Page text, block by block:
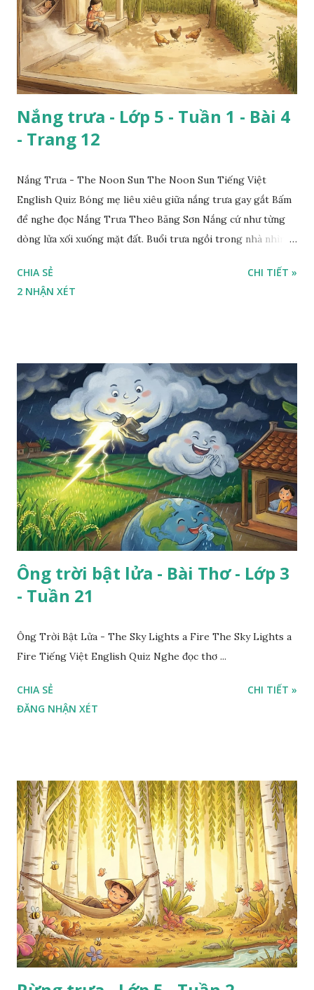
Nắng trưa - Lớp 5 - Tuần 1 - Bài 4
- Trang 12
Nắng Trưa - The Noon Sun The Noon Sun Tiếng Việt
English Quiz Bóng mẹ liêu xiêu giữa nắng trưa gay gắt Bấm
để nghe đọc Nắng Trưa Theo Băng Sơn Nắng cứ như từng
dòng lửa xối xuống mặt đất. Buổi trưa ngồi trong nhà nhìn
CHIA SẺ
2 NHẬN XÉT
CHI TIẾT »
Ông trời bật lửa - Bài Thơ - Lớp 3
- Tuần 21
Ông Trời Bật Lửa - The Sky Lights a Fire The Sky Lights a
Fire Tiếng Việt English Quiz Nghe đọc thơ ...
CHIA SẺ
ĐĂNG NHẬN XÉT
CHI TIẾT »